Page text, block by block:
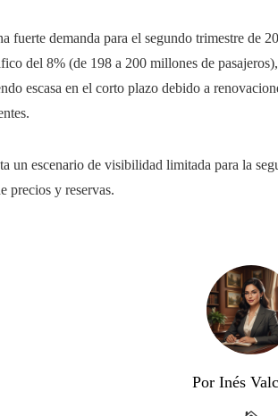
fuerte demanda para el segundo trimestre de
del 8% (de 198 a 200 millones de
escasa en el corto plazo debido a
un escenario de visibilidad limitada para la
precios y reservas.
Por Inés